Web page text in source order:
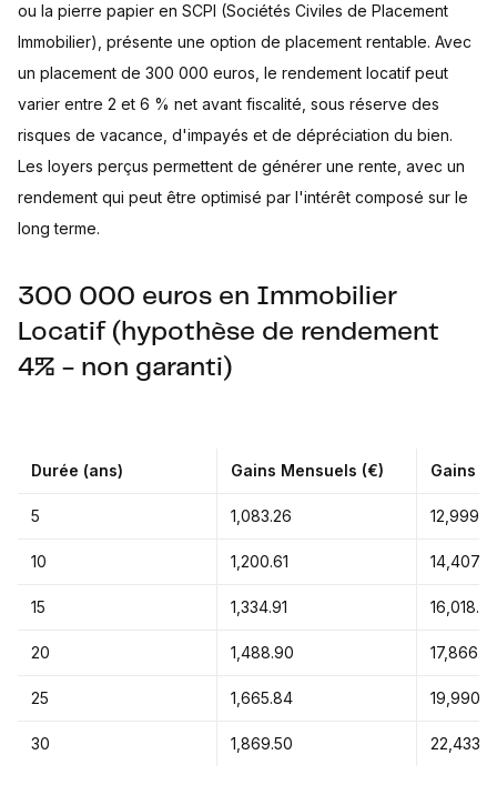
ou la pierre papier en SCPI (Sociétés Civiles de Placement
Immobilier), présente une option de placement rentable. Avec
un placement de 300 000 euros, le rendement locatif peut
varier entre 2 et 6 % net avant fiscalité, sous réserve des
risques de vacance, d'impayés et de dépréciation du bien.
Les loyers perçus permettent de générer une rente, avec un
rendement qui peut être optimisé par l'intérêt composé sur le
long terme.
300 000 euros en Immobilier
Locatif (hypothèse de rendement
4% - non garanti)
Durée (ans) Gains Mensuels (€) Gains
5 1,083.26 12,999.17
10 1,200.61
15 1,334.91
20 1,488.90
25 1,665.84
30 1,869.50